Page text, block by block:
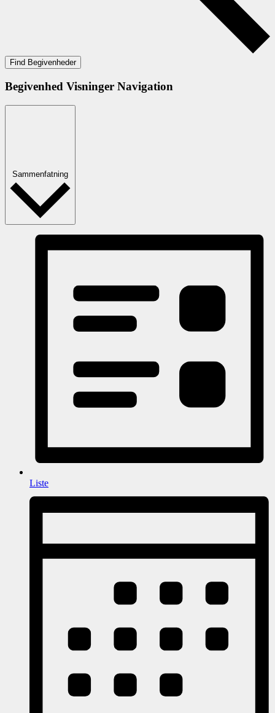
Find Begivenheder
Begivenhed Visninger Navigation
Sammenfatning
Liste